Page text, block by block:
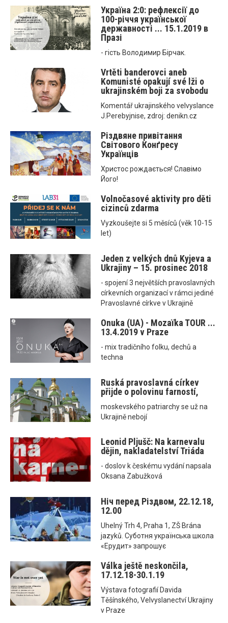
Україна 2:0: рефлексії до
100-річчя української
державності ... 15.1.2019 в
Празі
- гість Володимир Бірчак.
Vrtěti banderovci aneb
Komunisté opakují své lži o
ukrajinském boji za svobodu
Komentář ukrajinského velvyslance
J.Perebyjnise, zdroj: denikn.cz
Різдвяне привітання
Світового Конґресу
Українців
Христос рождається! Славімо
Його!
Volnočasové aktivity pro děti
cizinců zdarma
Vyzkoušejte si 5 měsíců (věk 10-15
let)
Jeden z velkých dnů Kyjeva a
Ukrajiny – 15. prosinec 2018
- spojení 3 největších pravoslavných
církevních organizací v rámci jediné
Pravoslavné církve v Ukrajině
Onuka (UA) - Mozaїka TOUR ...
13.4.2019 v Praze
- mix tradičního folku, dechů a
techna
Ruská pravoslavná církev
přijde o polovinu farností,
moskevského patriarchy se už na
Ukrajině nebojí
Leonid Pljušč: Na karnevalu
dějin, nakladatelství Triáda
- doslov k českému vydání napsala
Oksana Zabužková
Ніч перед Різдвом, 22.12.18,
12.00
Uhelný Trh 4, Praha 1, ZŠ Brána
jazyků. Суботня українська школа
«Ерудит» запрошує
Válka ještě neskončila,
17.12.18-30.1.19
Výstava fotografií Davida
Těšínského, Velvyslanectví Ukrajiny
v Praze